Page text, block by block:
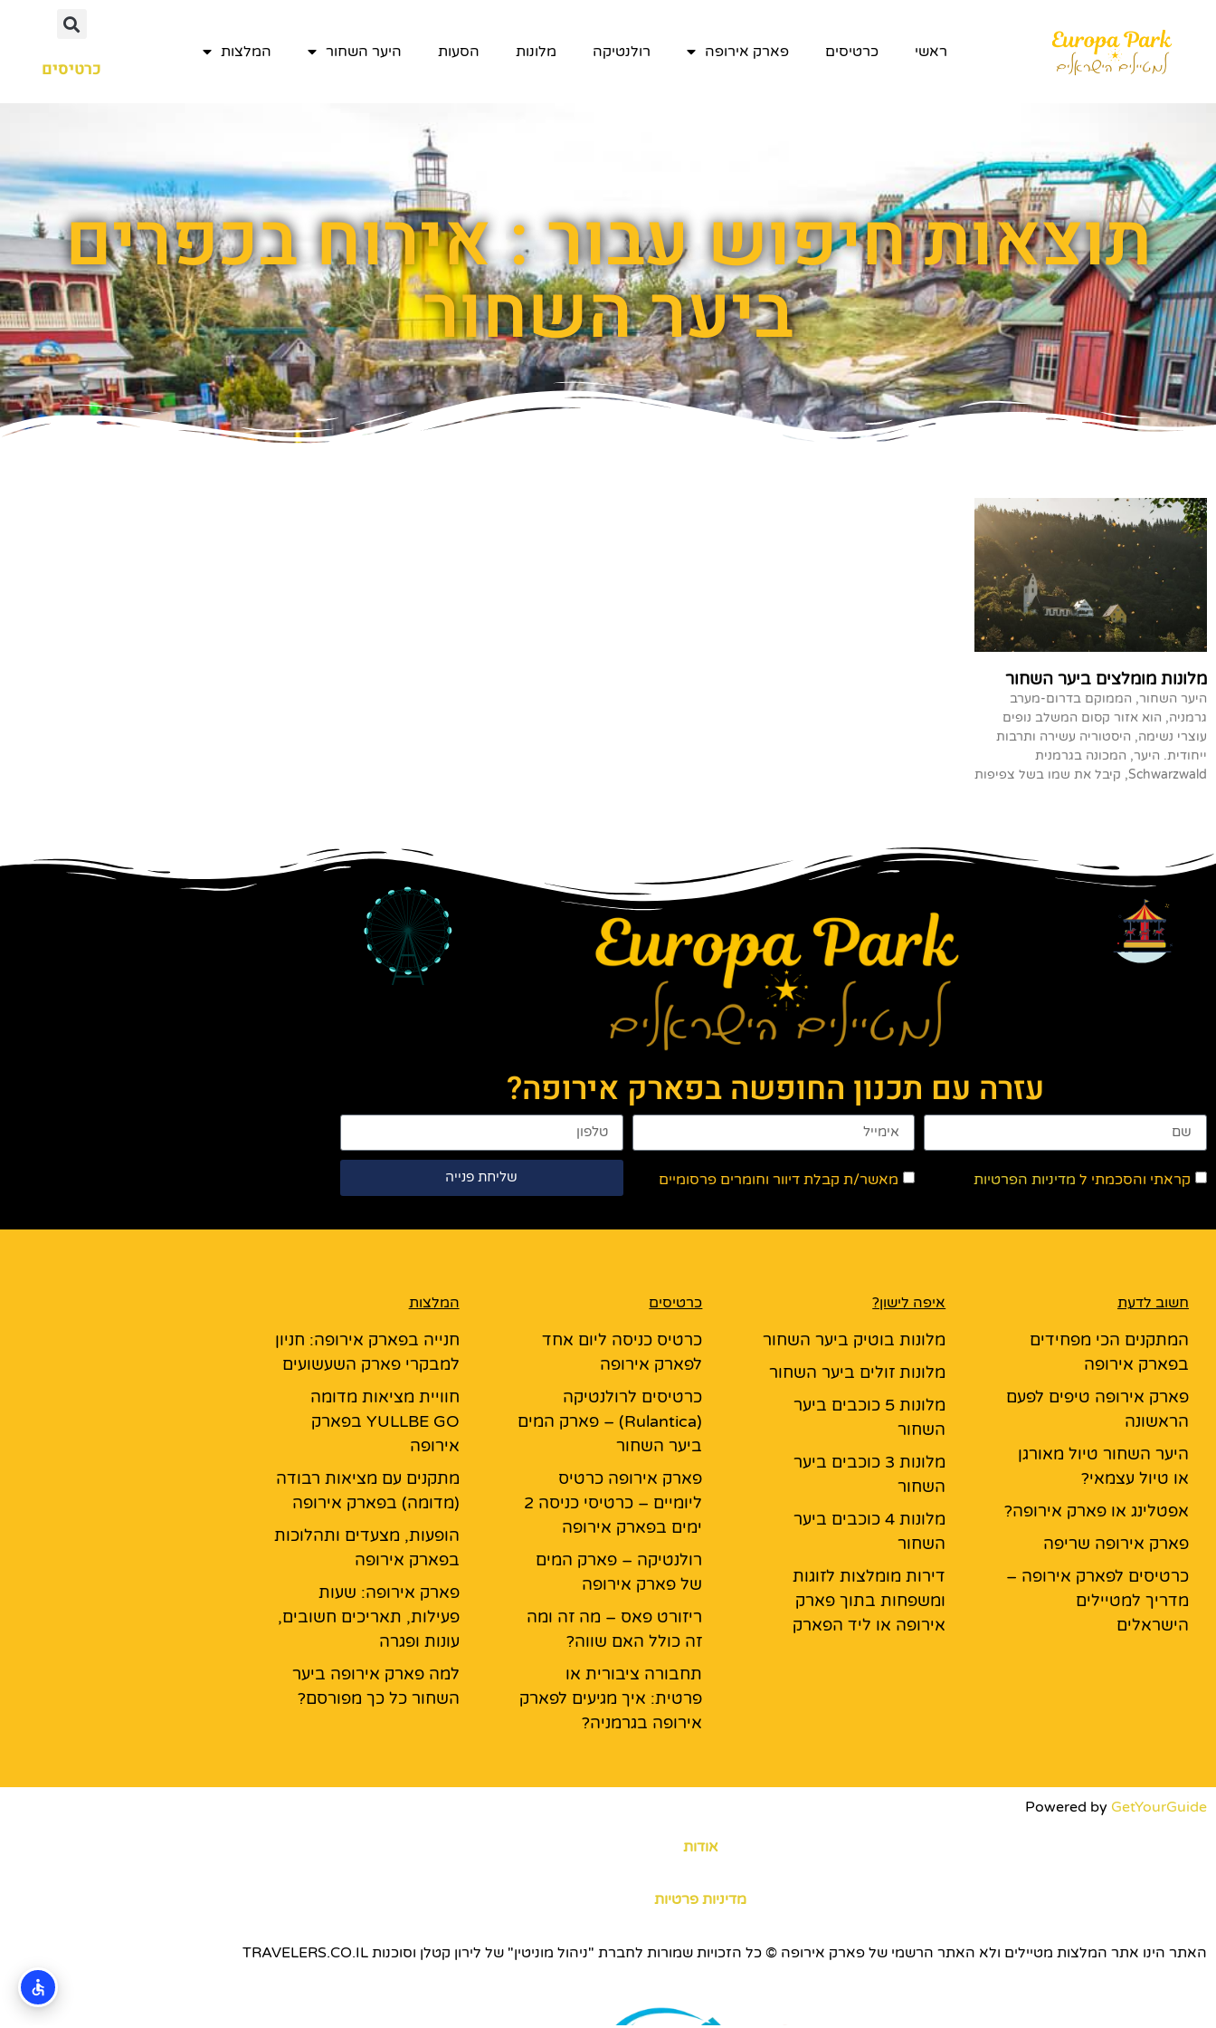
ראשי כרטיסים פארק אירופה רולנטיקה מלונות הסעות היער השחור המלצות
כרטיסים
תוצאות חיפוש עבור : אירוח בכפרים
ביער השחור
מלונות מומלצים ביער השחור
היער השחור, הממוקם בדרום-מערב
גרמניה, הוא אזור קסום המשלב נופים
עוצרי נשימה, היסטוריה עשירה ותרבות
ייחודית. היער, המכונה בגרמנית
Schwarzwald, קיבל את שמו בשל צפיפות
עזרה עם תכנון החופשה בפארק אירופה?
קראתי והסכמתי ל מדיניות הפרטיות מאשר/ת קבלת דיוור וחומרים פרסומיים שליחת פנייה
חשוב לדעת
המתקנים הכי מפחידים
בפארק אירופה
פארק אירופה טיפים לפעם
הראשונה
היער השחור טיול מאורגן
או טיול עצמאי?
אפטלינג או פארק אירופה?
פארק אירופה שריפה
כרטיסים לפארק אירופה –
מדריך למטיילים
הישראלים
איפה לישון?
מלונות בוטיק ביער השחור
מלונות זולים ביער השחור
מלונות 5 כוכבים ביער
השחור
מלונות 3 כוכבים ביער
השחור
מלונות 4 כוכבים ביער
השחור
דירות מומלצות לזוגות
ומשפחות בתוך פארק
אירופה או ליד הפארק
כרטיסים
כרטיס כניסה ליום אחד
לפארק אירופה
כרטיסים לרולנטיקה
(Rulantica) – פארק המים
ביער השחור
פארק אירופה כרטיס
ליומיים – כרטיסי כניסה 2
ימים בפארק אירופה
רולנטיקה – פארק המים
של פארק אירופה
ריזורט פאס – מה זה ומה
זה כולל האם שווה?
תחבורה ציבורית או
פרטית: איך מגיעים לפארק
אירופה בגרמניה?
המלצות
חנייה בפארק אירופה: חניון
למבקרי פארק השעשועים
חוויית מציאות מדומה
YULLBE GO בפארק
אירופה
מתקנים עם מציאות רבודה
(מדומה) בפארק אירופה
הופעות, מצעדים ותהלוכות
בפארק אירופה
פארק אירופה: שעות
פעילות, תאריכים חשובים,
עונות ופגרה
למה פארק אירופה ביער
השחור כל כך מפורסם?
Powered by GetYourGuide
אודות
מדיניות פרטיות
האתר הינו אתר המלצות מטיילים ולא האתר הרשמי של פארק אירופה © כל הזכויות שמורות לחברת "ניהול מוניטין" של לירון קטלן וסוכנות TRAVELERS.CO.IL